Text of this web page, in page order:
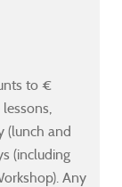
to €
(lunch and
(including
Any